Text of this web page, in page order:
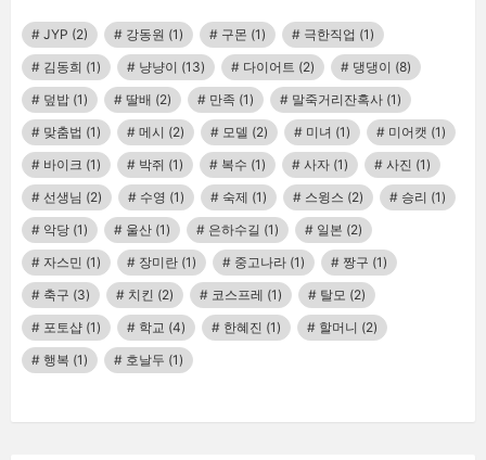
JYP (2) 강동원 (1) 구몬 (1) 극한직업 (1)
김동희 (1) 냥냥이 (13) 다이어트 (2) 댕댕이 (8)
덮밥 (1) 딸배 (2) 만족 (1) 말죽거리잔혹사 (1)
맞춤법 (1) 메시 (2) 모델 (2) 미녀 (1) 미어캣 (1)
바이크 (1) 박쥐 (1) 복수 (1) 사자 (1) 사진 (1)
선생님 (2) 수영 (1) 숙제 (1) 스윙스 (2) 승리 (1)
악당 (1) 울산 (1) 은하수길 (1) 일본 (2)
자스민 (1) 장미란 (1) 중고나라 (1) 짱구 (1)
축구 (3) 치킨 (2) 코스프레 (1) 탈모 (2)
포토샵 (1) 학교 (4) 한혜진 (1) 할머니 (2)
행복 (1) 호날두 (1)